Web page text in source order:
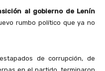
al gobierno de Lenín
rumbo político que ya no
de corrupción, de